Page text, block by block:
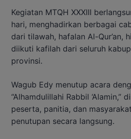
Kegiatan MTQH XXXIII
hari, menghadirkan berbagai
dari tilawah, hafalan Al-Qur’an,
diikuti kafilah dari seluruh
provinsi.
Wagub Edy menutup acara
“Alhamdulillahi Rabbil ‘Alamin,”
peserta, panitia, dan
penutupan secara langsung.